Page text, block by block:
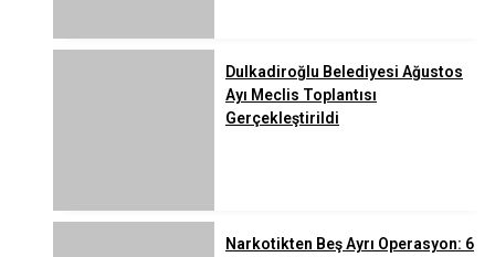
Dulkadiroğlu Belediyesi Ağustos
Ayı Meclis Toplantısı
Gerçekleştirildi
Narkotikten Beş Ayrı Operasyon: 6